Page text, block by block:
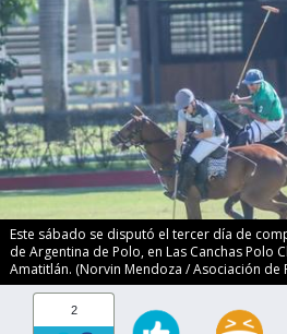
Este sábado se disputó el tercer día de
de Argentina de Polo, en Las Canchas Polo
Amatitlán. (Norvin Mendoza / Asociación de
2